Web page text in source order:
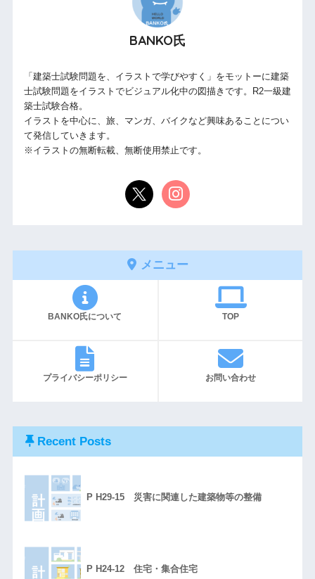
BANKO氏
「建築士試験問題を、イラストで学びやすく」をモットーに建築
士試験問題をイラストでビジュアル化中の図描きです。R2一級建
築士試験合格。
イラストを中心に、旅、マンガ、バイクなど興味あることについ
て発信していきます。
※イラストの無断転載、無断使用禁止です。
メニュー
BANKO氏について TOP
プライバシーポリシー お問い合わせ
Recent Posts
P H29-15 災害に関連した建築物等の整備
P H24-12 住宅・集合住宅